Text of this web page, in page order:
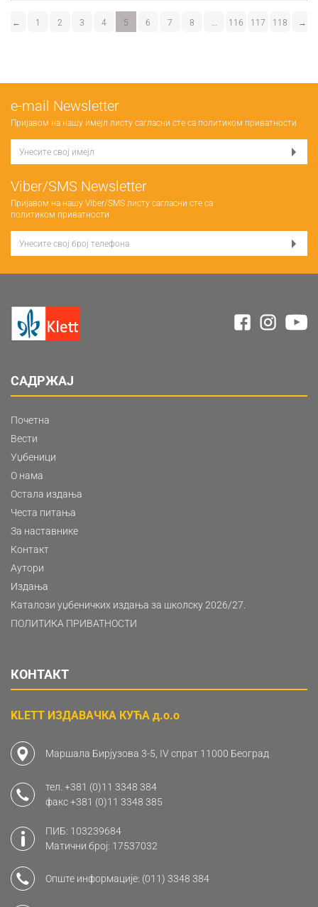
← 1 2 3 4 5 6 7 8 116 117 118 →
е-mail Newsletter
Пријавом на нашу имејл листу сагласни сте са политиком приватности
Viber/SMS Newsletter
Пријавом на нашу Viber/SMS листу сагласни сте са
политиком приватности
САДРЖАЈ
Почетна
Вести
Уџбеници
О нама
Остала издања
Честа питања
За наставнике
Контакт
Аутори
Издања
Каталози уџбеничких издања за школску 2026/27.
ПОЛИТИКА ПРИВАТНОСТИ
КОНТАКТ
KLETT ИЗДАВАЧКА КУЋА д.о.о
Маршала Бирјузова 3-5, IV спрат 11000 Београд
тел. +381 (0)11 3348 384
факс+381 (0)11 3348 385
ПИБ: 103239684
Матични број: 17537032
Опште информације: (011) 3348 384